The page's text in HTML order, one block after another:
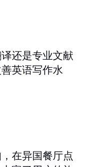
还是专业文献
英语写作水
在异国餐厅点